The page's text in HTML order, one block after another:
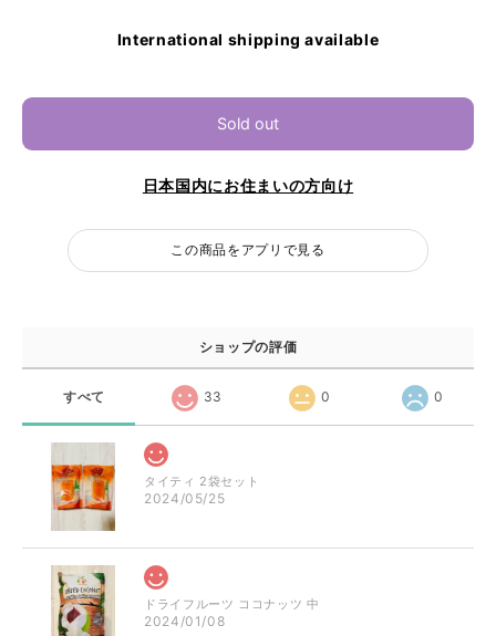
International shipping available
Sold out
日本国内にお住まいの方向け
この商品をアプリで見る
ショップの評価
すべて 33 0 0
タイティ 2袋セット
2024/05/25
ドライフルーツ ココナッツ 中
2024/01/08